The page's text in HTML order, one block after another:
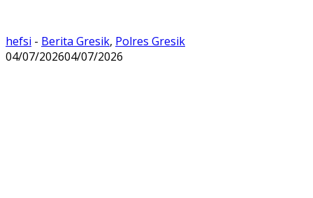
hefsi - Berita Gresik, Polres Gresik
04/07/202604/07/2026